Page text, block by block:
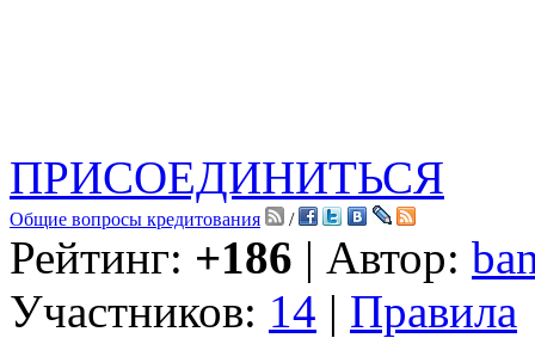
ПРИСОЕДИНИТЬСЯ
Общие вопросы кредитования /
Рейтинг: +186 | Автор:
Участников: 14 | Правила